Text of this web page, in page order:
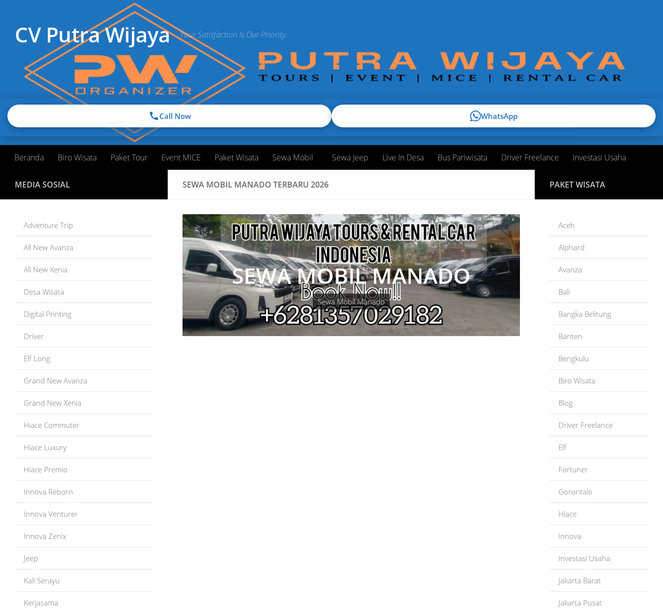
CV Putra Wijaya Your Satisfaction Is Our Priority
Beranda Biro Wisata Paket Tour Event MICE Paket Wisata Sewa Mobil Sewa Jeep Live In Desa Bus Pariwisata Driver Freelance Investasi Usaha
SEWA MOBIL MANADO TERBARU 2026
SEWA MOBIL MANADO
Sewa Mobil Manado
MEDIA SOSIAL
Adventure Trip
All New Avanza
All New Xenia
Desa Wisata
Digital Printing
Driver
Elf Long
Grand New Avanza
Grand New Xenia
Hiace Commuter
Hiace Luxury
Hiace Premio
Innova Reborn
Innova Venturer
Innova Zenix
Jeep
Kali Serayu
Kerjasama
PAKET WISATA
Aceh
Alphard
Avanza
Bali
Bangka Belitung
Banten
Bengkulu
Biro Wisata
Blog
Driver Freelance
Elf
Fortuner
Gorontalo
Hiace
Innova
Investasi Usaha
Jakarta Barat
Jakarta Pusat
Call Now WhatsApp